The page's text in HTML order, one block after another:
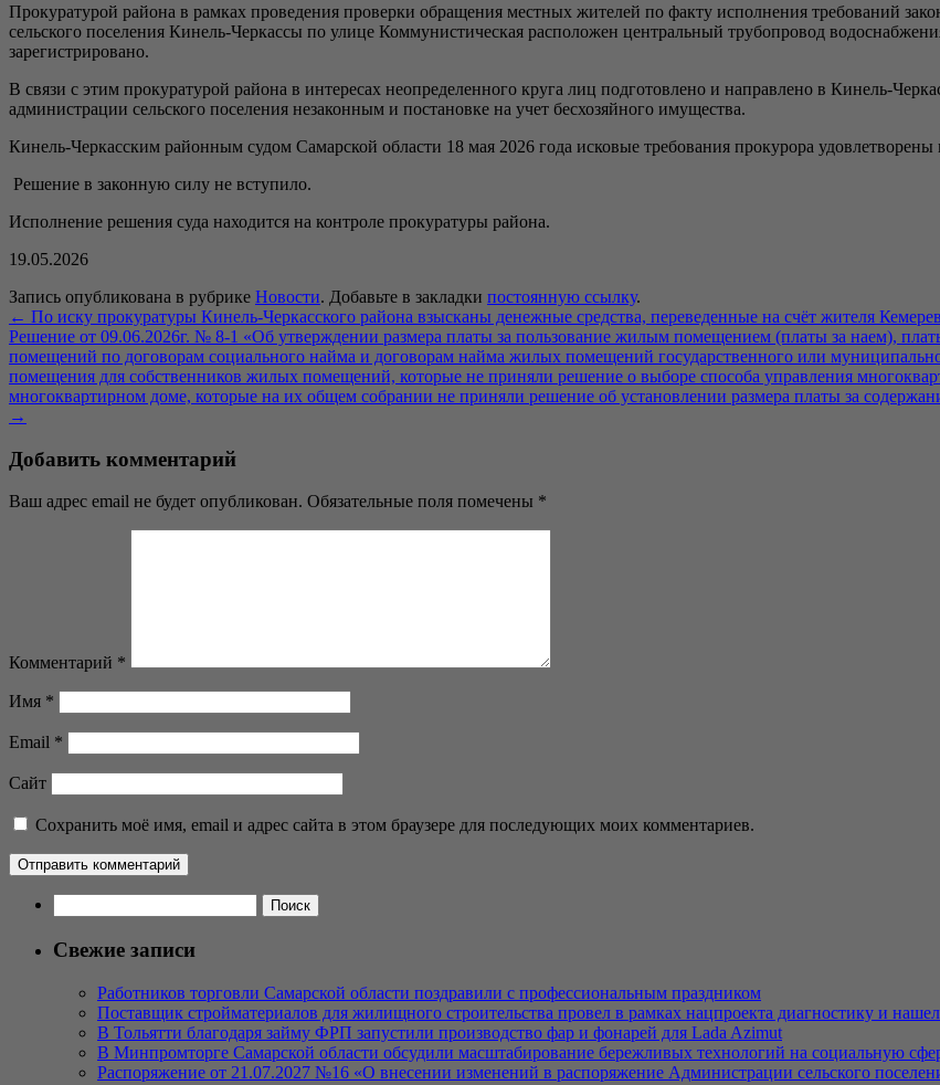
Прокуратурой района в рамках проведения проверки обращения местных жителей по факту исполнения требований
сельского поселения Кинель-Черкассы по улице Коммунистическая расположен центральный трубопровод
зарегистрировано.
В связи с этим прокуратурой района в интересах неопределенного круга лиц подготовлено и направлено в Кинель-
администрации сельского поселения незаконным и постановке на учет бесхозяйного имущества.
Кинель-Черкасским районным судом Самарской области 18 мая 2026 года исковые требования прокурора
Решение в законную силу не вступило.
Исполнение решения суда находится на контроле прокуратуры района.
19.05.2026
Запись опубликована в рубрике Новости. Добавьте в закладки постоянную ссылку.
← По иску прокуратуры Кинель-Черкасского района взысканы денежные средства, переведенные на счёт жителя
Решение от 09.06.2026г. № 8-1 «Об утверждении размера платы за пользование жилым помещением (платы за наем),
помещений по договорам социального найма и договорам найма жилых помещений государственного или
помещения для собственников жилых помещений, которые не приняли решение о выборе способа управления
многоквартирном доме, которые на их общем собрании не приняли решение об установлении размера платы за
→
Добавить комментарий
Ваш адрес email не будет опубликован. Обязательные поля помечены *
Комментарий *
Имя *
Email *
Сайт
Сохранить моё имя, email и адрес сайта в этом браузере для последующих моих комментариев.
Свежие записи
Работников торговли Самарской области поздравили с профессиональным праздником
Поставщик стройматериалов для жилищного строительства провел в рамках нацпроекта диагностику и нашел
В Тольятти благодаря займу ФРП запустили производство фар и фонарей для Lada Azimut
В Минпромторге Самарской области обсудили масштабирование бережливых технологий на социальную
Распоряжение от 21.07.2027 №16 «О внесении изменений в распоряжение Администрации сельского